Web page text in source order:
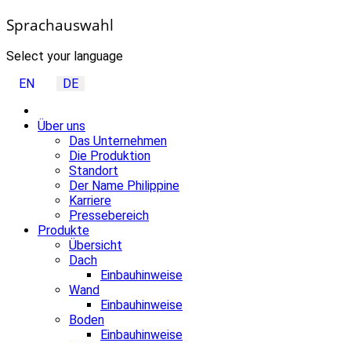
Sprachauswahl
Select your language
EN
DE
Über uns
Das Unternehmen
Die Produktion
Standort
Der Name Philippine
Karriere
Pressebereich
Produkte
Übersicht
Dach
Einbauhinweise
Wand
Einbauhinweise
Boden
Einbauhinweise